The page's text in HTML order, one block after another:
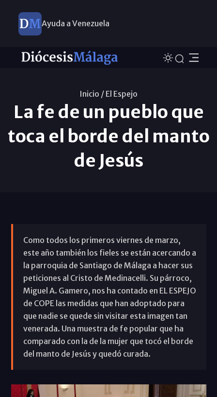
Ayuda a Venezuela
Inicio / El Espejo
La fe de un pueblo que
toca el borde del manto
de Jesús
Como todos los primeros viernes de marzo,
este año también los fieles se están acercando a
la parroquia de Santiago de Málaga a hacer sus
peticiones al Cristo de Medinacelli. Su párroco,
Miguel A. Gamero, nos ha contado en EL ESPEJO
de COPE las medidas que han adoptado para
que nadie se quede sin visitar esta imagen tan
venerada. Una muestra de fe popular que ha
comparado con la de la mujer que tocó el borde
del manto de Jesús y quedó curada.